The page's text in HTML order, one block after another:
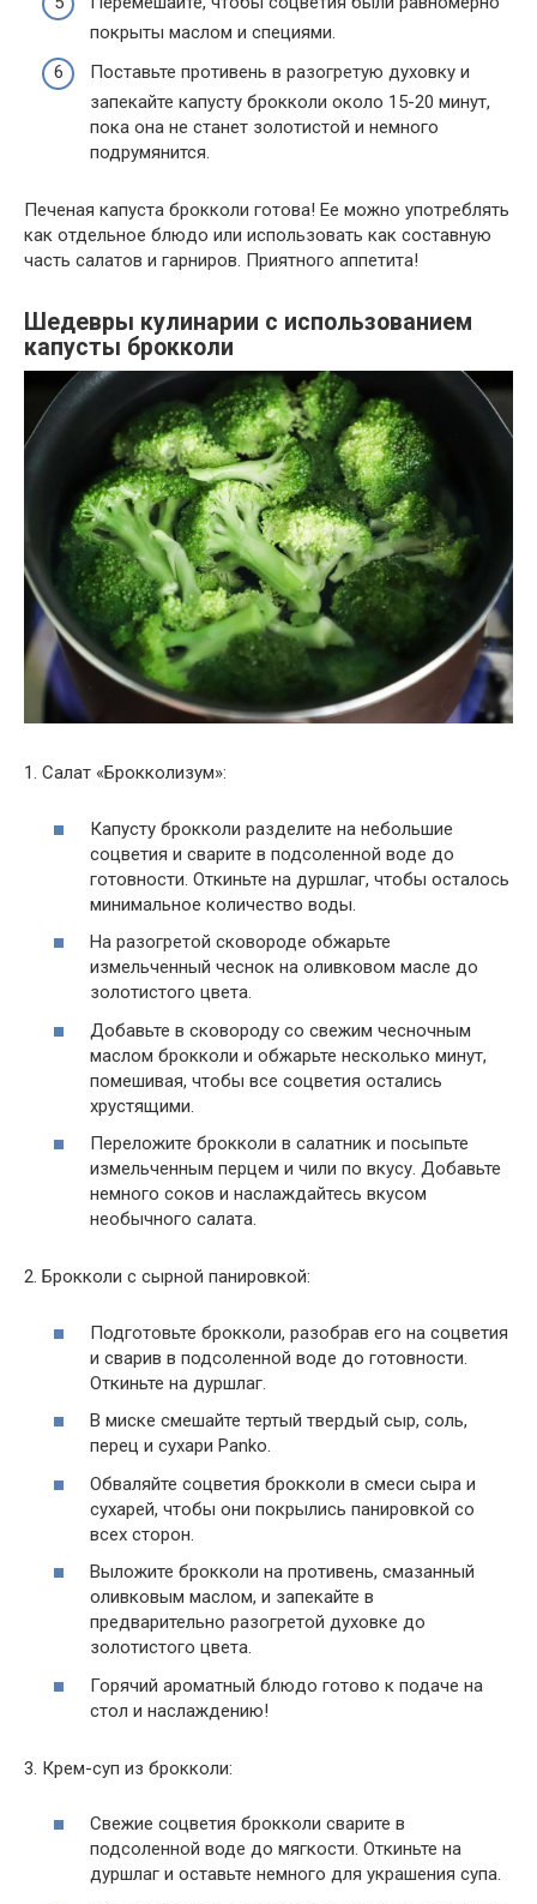
покрыты маслом и специями.
Поставьте противень в разогретую духовку и
запекайте капусту брокколи около 15-20 минут,
пока она не станет золотистой и немного
подрумянится.
Печеная капуста брокколи готова! Ее можно употреблять
как отдельное блюдо или использовать как составную
часть салатов и гарниров. Приятного аппетита!
Шедевры кулинарии с использованием
капусты брокколи
1. Салат «Брокколизум»:
Капусту брокколи разделите на небольшие
соцветия и сварите в подсоленной воде до
готовности. Откиньте на дуршлаг, чтобы осталось
минимальное количество воды.
На разогретой сковороде обжарьте
измельченный чеснок на оливковом масле до
золотистого цвета.
Добавьте в сковороду со свежим чесночным
маслом брокколи и обжарьте несколько минут,
помешивая, чтобы все соцветия остались
хрустящими.
Переложите брокколи в салатник и посыпьте
измельченным перцем и чили по вкусу. Добавьте
немного соков и наслаждайтесь вкусом
необычного салата.
2. Брокколи с сырной панировкой:
Подготовьте брокколи, разобрав его на соцветия
и сварив в подсоленной воде до готовности.
Откиньте на дуршлаг.
В миске смешайте тертый твердый сыр, соль,
перец и сухари Panko.
Обваляйте соцветия брокколи в смеси сыра и
сухарей, чтобы они покрылись панировкой со
всех сторон.
Выложите брокколи на противень, смазанный
оливковым маслом, и запекайте в
предварительно разогретой духовке до
золотистого цвета.
Горячий ароматный блюдо готово к подаче на
стол и наслаждению!
3. Крем-суп из брокколи:
Свежие соцветия брокколи сварите в
подсоленной воде до мягкости. Откиньте на
дуршлаг и оставьте немного для украшения супа.